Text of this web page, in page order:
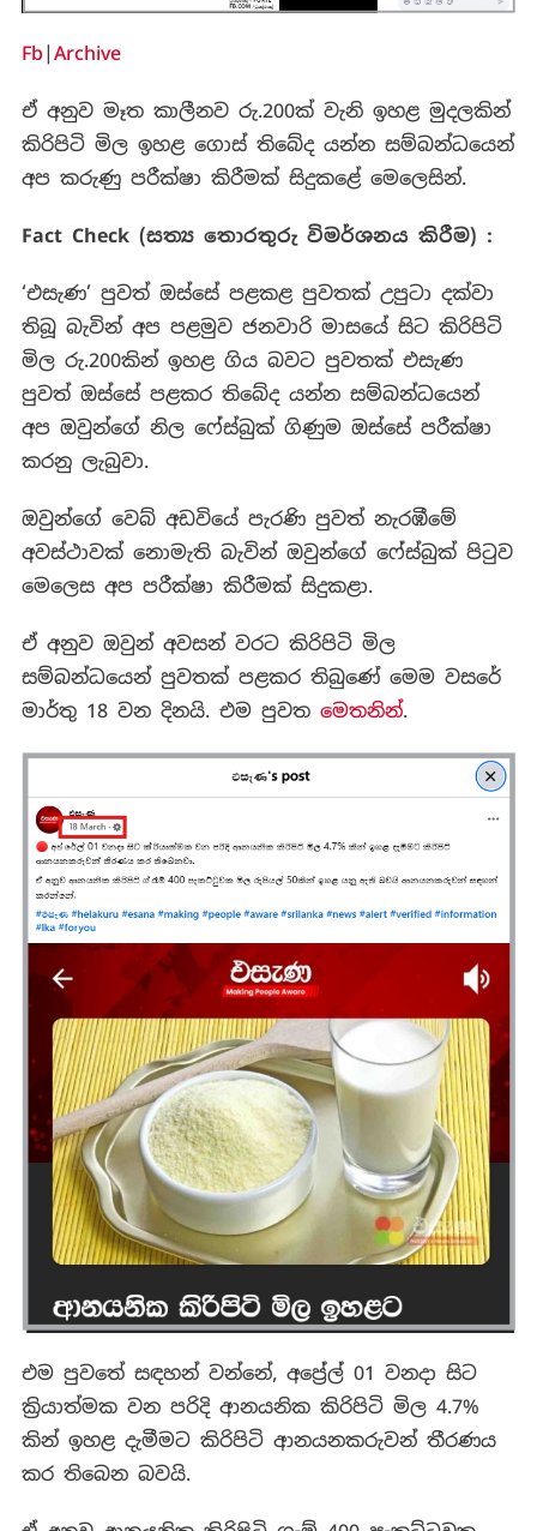
Fb |Archive
ඒ අනුව මෑත කාලීනව රු.200ක් වැනි ඉහළ මුදලකින්
කිරිපිටි මිල ඉහළ ගොස් තිබේද යන්න සම්බන්ධයෙන්
අප කරුණු පරීක්ෂා කිරීමක් සිදුකළේ මෙලෙසින්.
Fact Check (සත්‍ය තොරතුරු විමර්ශනය කිරීම) :
‘එසැණ’ පුවත් ඔස්සේ පළකළ පුවතක් උපුටා දක්වා
තිබූ බැවින් අප පළමුව ජනවාරි මාසයේ සිට කිරිපිටි
මිල රු.200කින් ඉහළ ගිය බවට පුවතක් එසැණ
පුවත් ඔස්සේ පළකර තිබේද යන්න සම්බන්ධයෙන්
අප ඔවුන්ගේ නිල ෆේස්බුක් ගිණුම ඔස්සේ පරීක්ෂා
කරනු ලැබුවා.
ඔවුන්ගේ වෙබ් අඩවියේ පැරණි පුවත් නැරඹීමේ
අවස්ථාවක් නොමැති බැවින් ඔවුන්ගේ ෆේස්බුක් පිටුව
මෙලෙස අප පරීක්ෂා කිරීමක් සිදුකළා.
ඒ අනුව ඔවුන් අවසන් වරට කිරිපිටි මිල
සම්බන්ධයෙන් පුවතක් පළකර තිබුණේ මෙම වසරේ
මාර්තු 18 වන දිනයි. එම පුවත මෙතනින්.
එම පුවතේ සඳහන් වන්නේ, අප්‍රේල් 01 වනදා සිට
ක්‍රියාත්මක වන පරිදි ආනයනික කිරිපිටි මිල 4.7%
කින් ඉහළ දැමීමට කිරිපිටි ආනයනකරුවන් තීරණය
කර තිබෙන බවයි.